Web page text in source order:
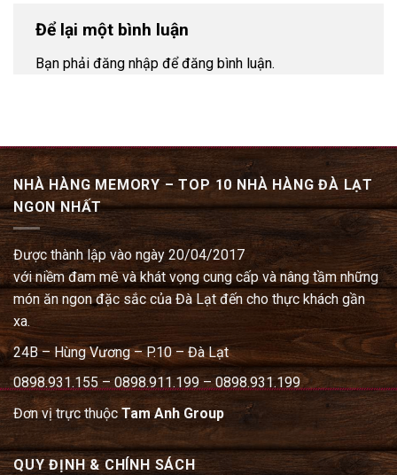
Để lại một bình luận
Bạn phải đăng nhập để đăng bình luận.
NHÀ HÀNG MEMORY – TOP 10 NHÀ HÀNG ĐÀ LẠT
NGON NHẤT
Được thành lập vào ngày 20/04/2017
với niềm đam mê và khát vọng cung cấp và nâng tầm những
món ăn ngon đặc sắc của Đà Lạt đến cho thực khách gần
xa.
24B – Hùng Vương – P.10 – Đà Lạt
0898.931.155 – 0898.911.199 – 0898.931.199
Đơn vị trực thuộcTam Anh Group
QUY ĐỊNH & CHÍNH SÁCH